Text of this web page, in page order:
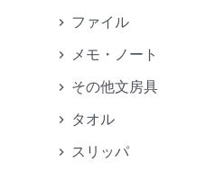
ファイル
メモ・ノート
その他文房具
タオル
スリッパ